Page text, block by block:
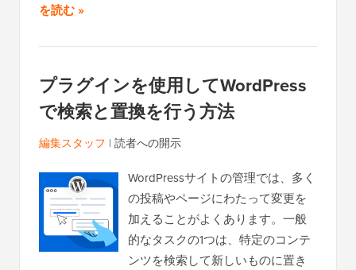
を読む »
プラグインを使用してWordPress
で検索と置換を行う方法
編集スタッフ | 読者への開示
WordPressサイトの管理では、多く
の投稿やページにわたって変更を
加えることがよくあります。一般
的なタスクの1つは、特定のコンテ
ンツを検索して新しいものに置き